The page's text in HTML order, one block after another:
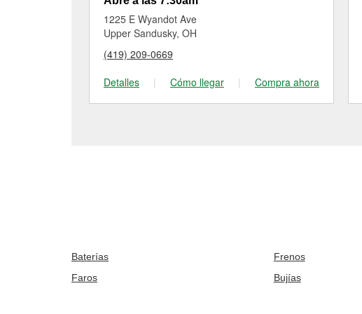
1225 E Wyandot Ave
Upper Sandusky, OH
(419) 209-0669
Detalles
| Cómo llegar | Compra ahora
Baterías Frenos
Faros
Bujías